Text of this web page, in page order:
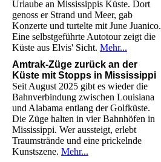
Urlaube an Mississippis Küste. Dort
genoss er Strand und Meer, gab
Konzerte und turtelte mit June Juanico.
Eine selbstgeführte Autotour zeigt die
Küste aus Elvis' Sicht. Mehr...
Amtrak-Züge zurück an der
Küste mit Stopps in Mississippi
Seit August 2025 gibt es wieder die
Bahnverbindung zwischen Louisiana
und Alabama entlang der Golfküste.
Die Züge halten in vier Bahnhöfen in
Mississippi. Wer aussteigt, erlebt
Traumstrände und eine prickelnde
Kunstszene. Mehr...